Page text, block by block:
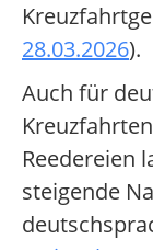
28.03.2026).
Auch für
Reedereien
steigende